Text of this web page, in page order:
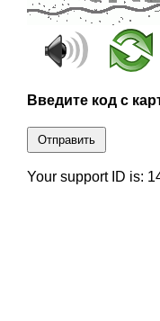
Введите код с
Отправить
Your support ID is: